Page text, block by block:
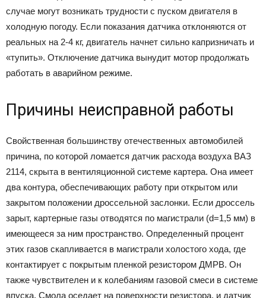
случае могут возникать трудности с пуском двигателя в
холодную погоду. Если показания датчика отклоняются от
реальных на 2-4 кг, двигатель начнет сильно капризничать и
«тупить». Отключение датчика вынудит мотор продолжать
работать в аварийном режиме.
Причины неисправной работы
Свойственная большинству отечественных автомобилей
причина, по которой ломается датчик расхода воздуха ВАЗ
2114, скрыта в вентиляционной системе картера. Она имеет
два контура, обеспечивающих работу при открытом или
закрытом положении дроссельной заслонки. Если дроссель
зарыт, картерные газы отводятся по магистрали (d=1,5 мм) в
имеющееся за ним пространство. Определенный процент
этих газов скапливается в магистрали холостого хода, где
контактирует с покрытым пленкой резистором ДМРВ. Он
также чувствителен и к колебаниям газовой смеси в системе
впуска. Смола оседает на поверхности резистора, и датчик